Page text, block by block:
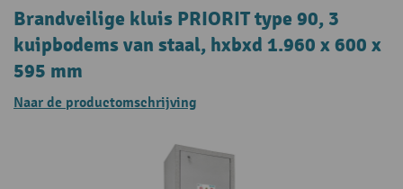
Brandveilige kluis PRIORIT type 90, 3
kuipbodems van staal, hxbxd 1.960 x 600 x
595 mm
Naar de productomschrijving